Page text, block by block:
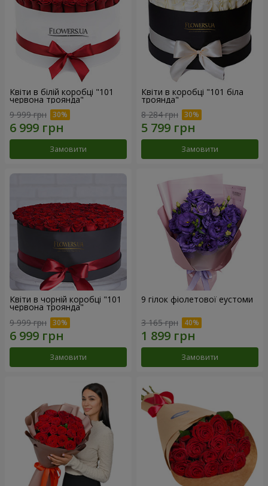
Квіти в білій коробці "101
червона троянда"
9 999 грн
Замовити
Квіти в коробці "101 біла
троянда"
8 284 грн
Замовити
Квіти в чорній коробці "101
червона троянда"
9 999 грн
Замовити
9 гілок фіолетової еустоми
3 165 грн
Замовити